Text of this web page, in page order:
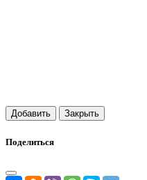
Добавить Закрыть
Поделиться